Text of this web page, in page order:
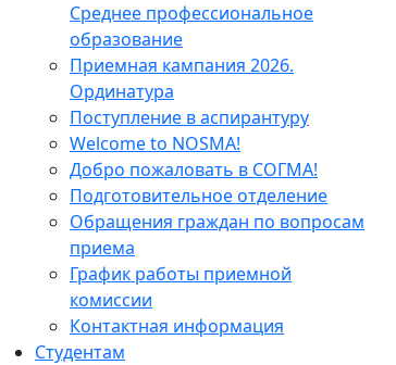
Среднее профессиональное
образование
Приемная кампания 2026.
Ординатура
Поступление в аспирантуру
Welcome to NOSMA!
Добро пожаловать в СОГМА!
Подготовительное отделение
Обращения граждан по вопросам
приема
График работы приемной
комиссии
Контактная информация
Студентам